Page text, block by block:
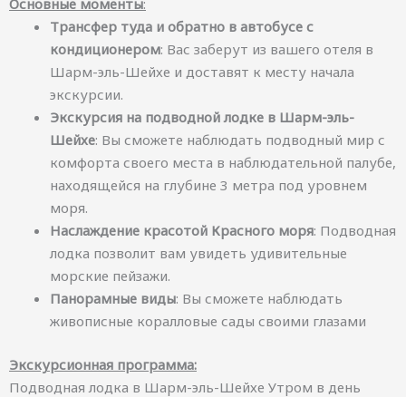
Основные моменты:
Трансфер туда и обратно в автобусе с
кондиционером: Вас заберут из вашего отеля в
Шарм-эль-Шейхе и доставят к месту начала
экскурсии.
Экскурсия на подводной лодке в Шарм-эль-
Шейхе: Вы сможете наблюдать подводный мир с
комфорта своего места в наблюдательной палубе,
находящейся на глубине 3 метра под уровнем
моря.
Наслаждение красотой Красного моря: Подводная
лодка позволит вам увидеть удивительные
морские пейзажи.
Панорамные виды: Вы сможете наблюдать
живописные коралловые сады своими глазами
Экскурсионная программа:
Подводная лодка в Шарм-эль-Шейхе Утром в день